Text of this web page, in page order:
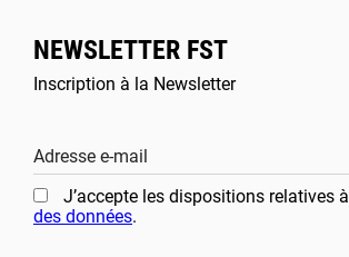
NEWSLETTER FST
Inscription à la Newsletter
Adresse e-mail
J’accepte les dispositions relatives
des données.